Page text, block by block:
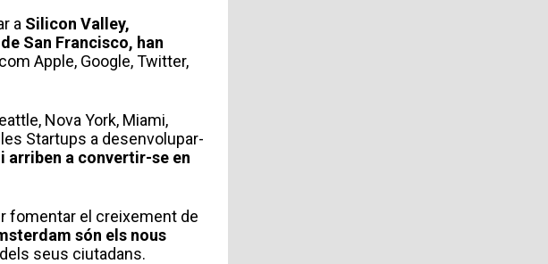
a Silicon Valley,
San Francisco, han
Apple, Google, Twitter,
Nova York, Miami,
Startups a desenvolupar-
arriben a convertir-se en
fomentar el creixement de
són els nous
seus ciutadans.